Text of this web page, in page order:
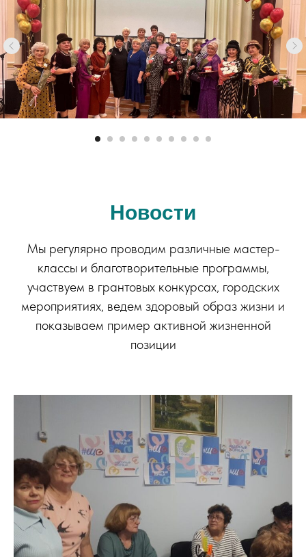
Новости
Мы регулярно проводим различные мастер-
классы и благотворительные программы,
участвуем в грантовых конкурсах, городских
мероприятиях, ведем здоровый образ жизни и
показываем пример активной жизненной
позиции